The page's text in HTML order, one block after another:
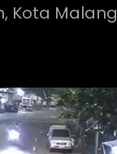
Kota